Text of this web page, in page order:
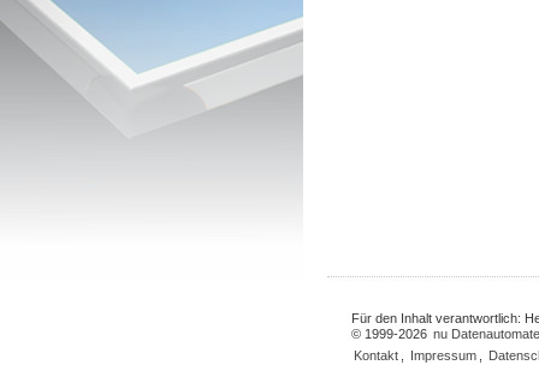
Für den Inhalt verantwortlich:
© 1999-2026 nu
Kontakt
Impressum